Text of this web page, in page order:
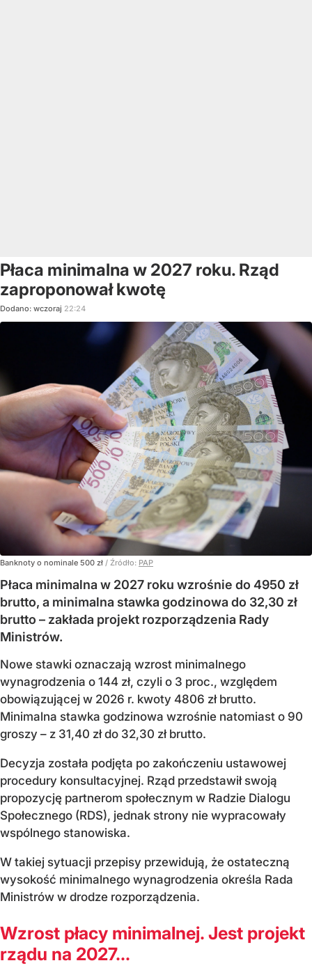
Płaca minimalna w 2027 roku. Rząd
zaproponował kwotę
Dodano: wczoraj 22:24
Banknoty o nominale 500 zł / Źródło: PAP
Płaca minimalna w 2027 roku wzrośnie do 4950 zł
brutto, a minimalna stawka godzinowa do 32,30 zł
brutto – zakłada projekt rozporządzenia Rady
Ministrów.
Nowe stawki oznaczają wzrost minimalnego
wynagrodzenia o 144 zł, czyli o 3 proc., względem
obowiązującej w 2026 r. kwoty 4806 zł brutto.
Minimalna stawka godzinowa wzrośnie natomiast o 90
groszy – z 31,40 zł do 32,30 zł brutto.
Decyzja została podjęta po zakończeniu ustawowej
procedury konsultacyjnej. Rząd przedstawił swoją
propozycję partnerom społecznym w Radzie Dialogu
Społecznego (RDS), jednak strony nie wypracowały
wspólnego stanowiska.
W takiej sytuacji przepisy przewidują, że ostateczną
wysokość minimalnego wynagrodzenia określa Rada
Ministrów w drodze rozporządzenia.
Wzrost płacy minimalnej. Jest projekt
rządu na 2027...